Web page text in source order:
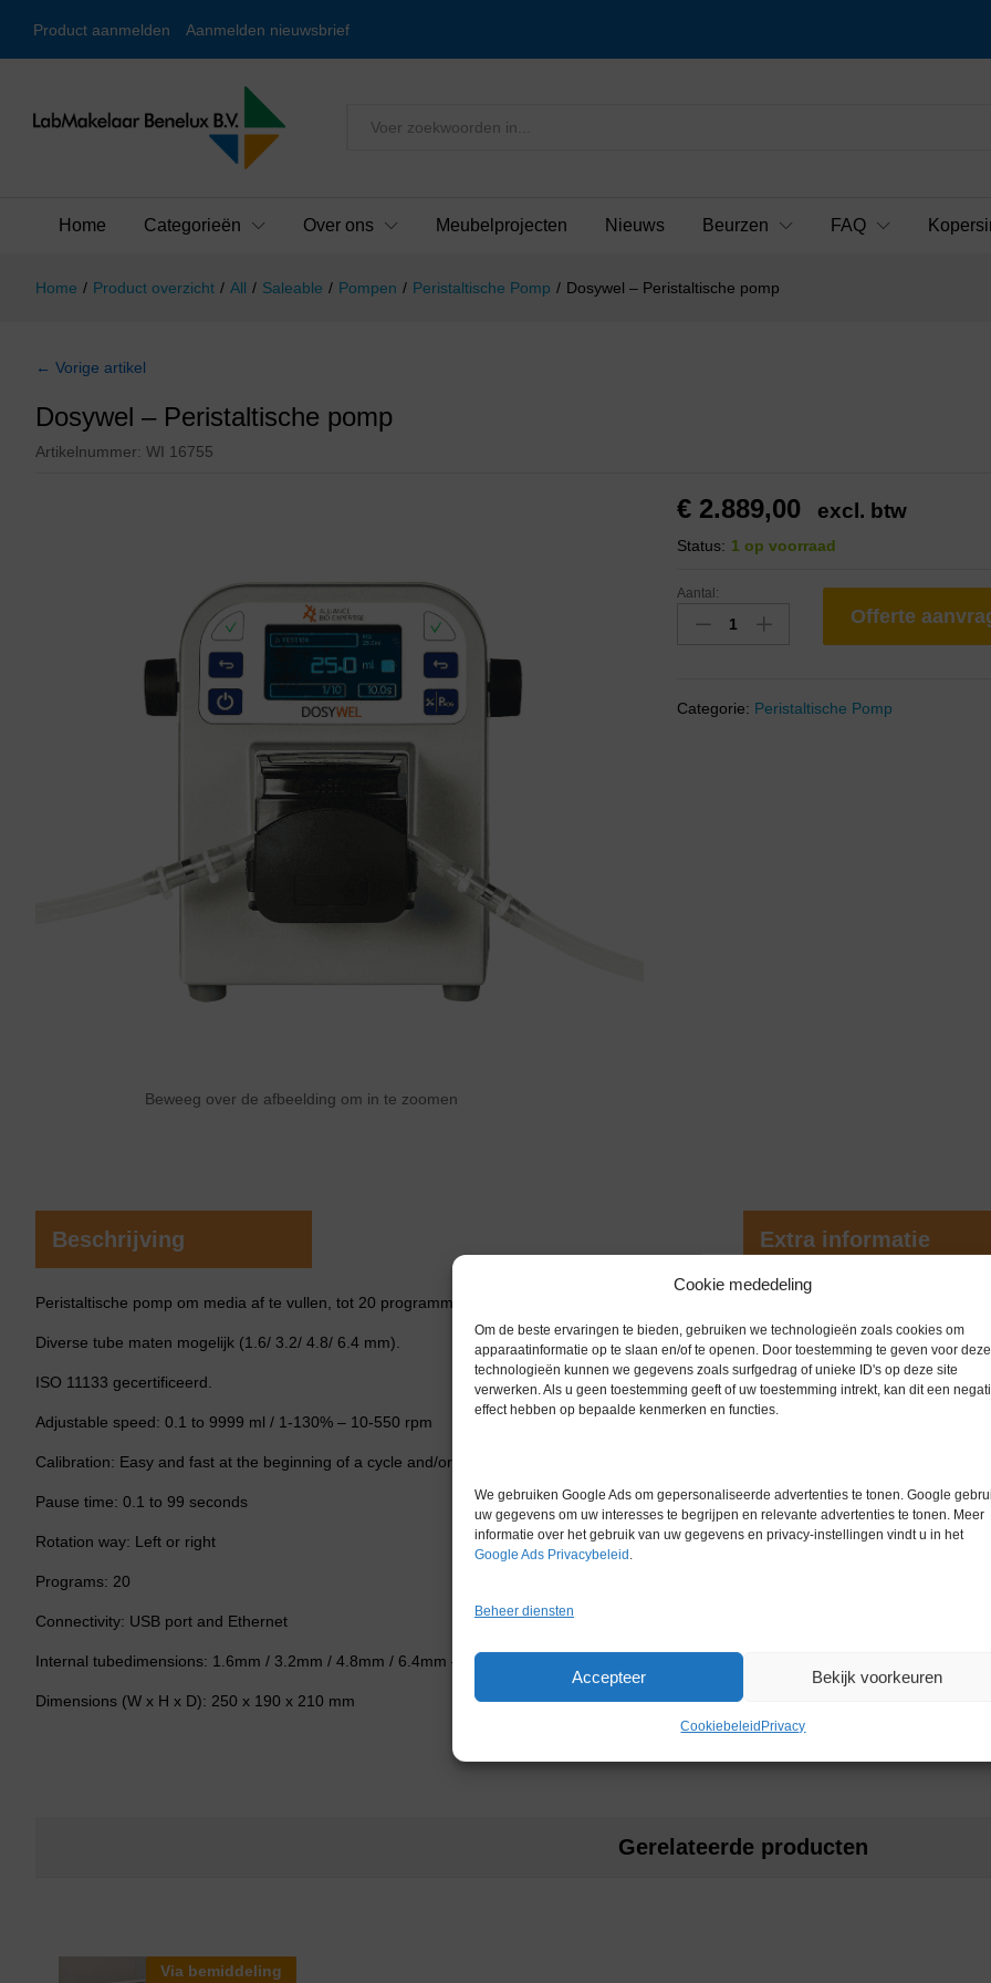
Cookie mededeling
Om de beste ervaringen te bieden, gebruiken we technologieën zoals cookies om
apparaatinformatie op te slaan en/of te openen. Door toestemming te geven voor deze
technologieën kunnen we gegevens zoals surfgedrag of unieke ID's op deze site
verwerken. Als u geen toestemming geeft of uw toestemming intrekt, kan dit een
effect hebben op bepaalde kenmerken en functies.
We gebruiken Google Ads om gepersonaliseerde advertenties te tonen. Google
uw gegevens om uw interesses te begrijpen en relevante advertenties te tonen. Meer
informatie over het gebruik van uw gegevens en privacy-instellingen vindt u in het
Google Ads Privacybeleid
Beheer diensten
Accepteer Bekijk voorkeuren
Cookiebeleid Privacy
Product aanmelden Aanmelden nieuwsbrief
Alles
Home Categorieën Over ons Meubelprojecten Nieuws Beurzen FAQ
Home / Product overzicht / All / Saleable / Pompen / Peristaltische Pomp / Dosywel – Peristaltische pomp
← Vorige artikel
Dosywel – Peristaltische pomp
Artikelnummer: WI 16755
Beweeg over de afbeelding om in te zoomen
€ 2.889,00 excl. btw
Status: 1 op voorraad
Aantal:
Offerte
Categorie: Peristaltische Pomp
Beschrijving
Peristaltische pomp om media af te vullen, tot 20 programma’s mogelijk.
Diverse tube maten mogelijk (1.6/ 3.2/ 4.8/ 6.4 mm).
ISO 11133 gecertificeerd.
Adjustable speed: 0.1 to 9999 ml / 1-130% – 10-550 rpm
Calibration: Easy and fast at the beginning of a cycle and/or each x doses
Pause time: 0.1 to 99 seconds
Rotation way: Left or right
Programs: 20
Connectivity: USB port and Ethernet
Internal tubedimensions: 1.6mm / 3.2mm / 4.8mm / 6.4mm – Versilion™ / rotor Pumpsil™
Dimensions (W x H x D): 250 x 190 x 210 mm
Extra informatie
Garantie 0 maanden
Conditie Nieuw in
Gerelateerde producten
Via bemiddeling